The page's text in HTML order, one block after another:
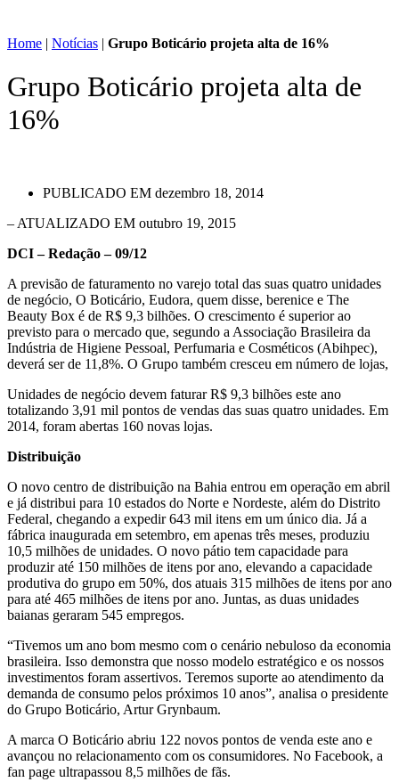
Home | Notícias | Grupo Boticário projeta alta de 16%
Grupo Boticário projeta alta de
16%
PUBLICADO EM dezembro 18, 2014
– ATUALIZADO EM outubro 19, 2015
DCI – Redação – 09/12
A previsão de faturamento no varejo total das suas quatro unidades
de negócio, O Boticário, Eudora, quem disse, berenice e The
Beauty Box é de R$ 9,3 bilhões. O crescimento é superior ao
previsto para o mercado que, segundo a Associação Brasileira da
Indústria de Higiene Pessoal, Perfumaria e Cosméticos (Abihpec),
deverá ser de 11,8%. O Grupo também cresceu em número de lojas,
Unidades de negócio devem faturar R$ 9,3 bilhões este ano
totalizando 3,91 mil pontos de vendas das suas quatro unidades. Em
2014, foram abertas 160 novas lojas.
Distribuição
O novo centro de distribuição na Bahia entrou em operação em abril
e já distribui para 10 estados do Norte e Nordeste, além do Distrito
Federal, chegando a expedir 643 mil itens em um único dia. Já a
fábrica inaugurada em setembro, em apenas três meses, produziu
10,5 milhões de unidades. O novo pátio tem capacidade para
produzir até 150 milhões de itens por ano, elevando a capacidade
produtiva do grupo em 50%, dos atuais 315 milhões de itens por ano
para até 465 milhões de itens por ano. Juntas, as duas unidades
baianas geraram 545 empregos.
“Tivemos um ano bom mesmo com o cenário nebuloso da economia
brasileira. Isso demonstra que nosso modelo estratégico e os nossos
investimentos foram assertivos. Teremos suporte ao atendimento da
demanda de consumo pelos próximos 10 anos”, analisa o presidente
do Grupo Boticário, Artur Grynbaum.
A marca O Boticário abriu 122 novos pontos de venda este ano e
avançou no relacionamento com os consumidores. No Facebook, a
fan page ultrapassou 8,5 milhões de fãs.